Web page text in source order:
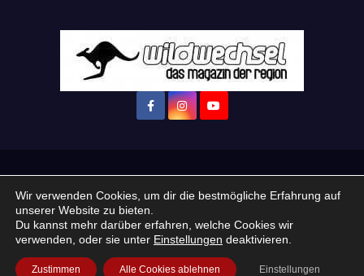
+ Neue Veranstaltung eintragen:
Impressum / Datenschutzerklärung Praktikum, Ausbildung & Jobs
Wir verwenden Cookies, um dir die bestmögliche Erfahrung auf
unserer Website zu bieten.
Du kannst mehr darüber erfahren, welche Cookies wir
verwenden, oder sie unter Einstellungen deaktivieren.
Zustimmen Alle Cookies ablehnen Einstellungen